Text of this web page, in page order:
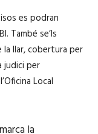
es podran
També se’ls
la llar, cobertura per
judici per
Local
la